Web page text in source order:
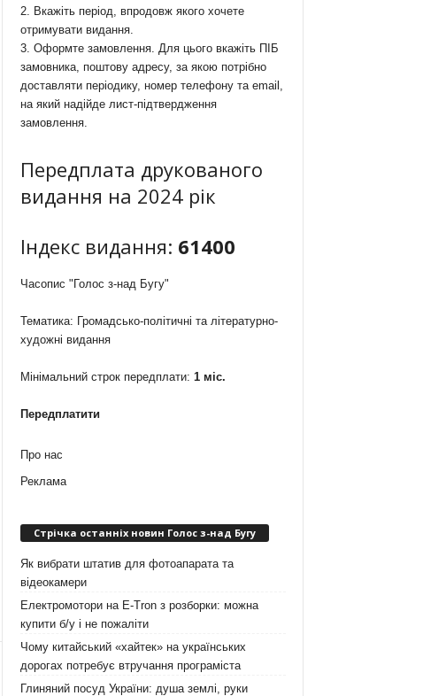
2. Вкажіть період, впродовж якого хочете
отримувати видання.
3. Оформте замовлення. Для цього вкажіть ПІБ
замовника, поштову адресу, за якою потрібно
доставляти періодику, номер телефону та email,
на який надійде лист-підтвердження
замовлення.
Передплата друкованого
видання на 2024 рік
Індекс видання: 61400
Часопис "Голос з-над Бугу"
Тематика: Громадсько-політичні та літературно-
художні видання
Мінімальний строк передплати: 1 міс.
Передплатити
Про нас
Реклама
Стрічка останніх новин Голос з-над Бугу
Як вибрати штатив для фотоапарата та
відеокамери
Електромотори на E-Tron з розборки: можна
купити б/у і не пожаліти
Чому китайський «хайтек» на українських
дорогах потребує втручання програміста
Глиняний посуд України: душа землі, руки